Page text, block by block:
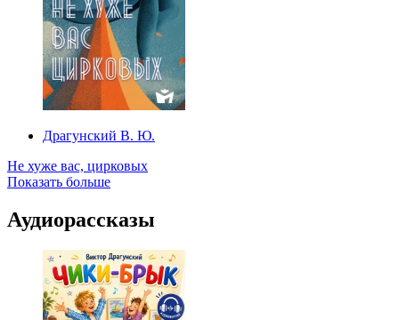
Драгунский В. Ю.
Не хуже вас, цирковых
Показать больше
Аудиорассказы